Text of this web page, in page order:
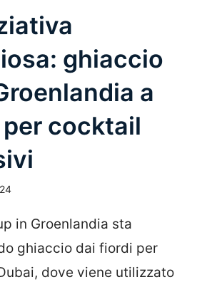
ghiaccio
a
cocktail
in Groenlandia sta
ghiaccio dai fiordi per
dove viene utilizzato